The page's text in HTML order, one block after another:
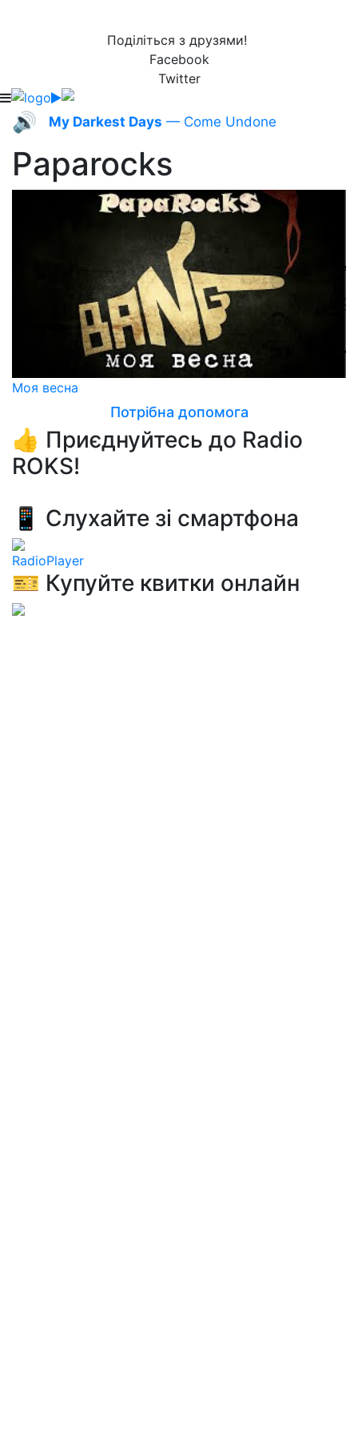
Поділіться з друзями!
Facebook
Twitter
🔊 My Darkest Days — Come Undone
Paparocks
Моя весна
Потрібна допомога
👍 Приєднуйтесь до Radio
ROKS!
📱 Слухайте зі смартфона
RadioPlayer
🎫 Купуйте квитки онлайн